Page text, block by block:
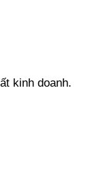
kinh doanh.